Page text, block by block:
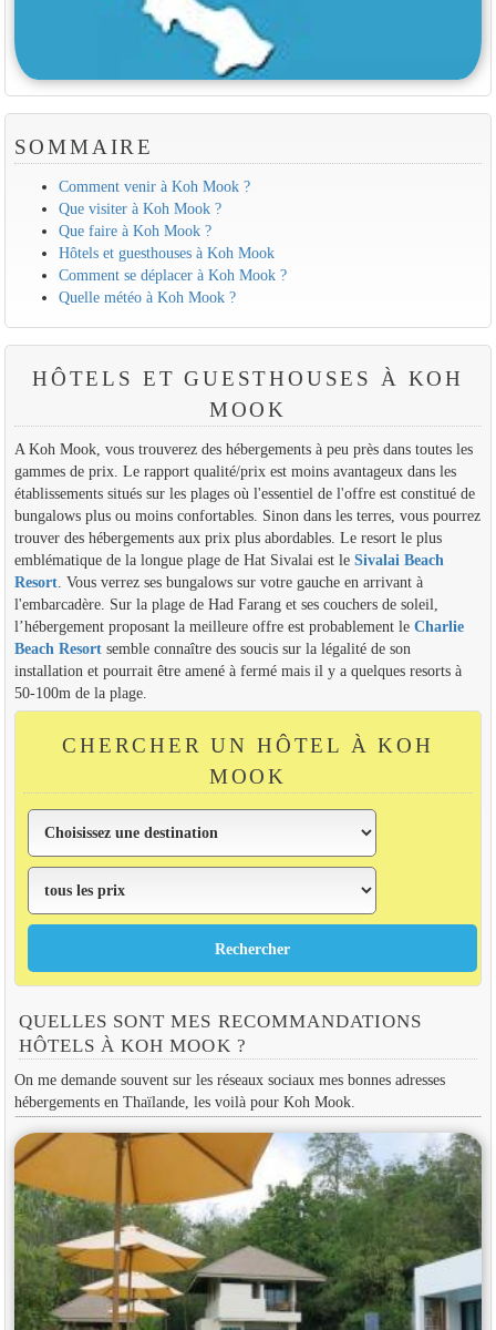
SOMMAIRE
Comment venir à Koh Mook ?
Que visiter à Koh Mook ?
Que faire à Koh Mook ?
Hôtels et guesthouses à Koh Mook
Comment se déplacer à Koh Mook ?
Quelle météo à Koh Mook ?
HÔTELS ET GUESTHOUSES À KOH
MOOK
A Koh Mook, vous trouverez des hébergements à peu près dans toutes les
gammes de prix. Le rapport qualité/prix est moins avantageux dans les
établissements situés sur les plages où l'essentiel de l'offre est constitué de
bungalows plus ou moins confortables. Sinon dans les terres, vous pourrez
trouver des hébergements aux prix plus abordables. Le resort le plus
emblématique de la longue plage de Hat Sivalai est le Sivalai Beach
Resort. Vous verrez ses bungalows sur votre gauche en arrivant à
l'embarcadère. Sur la plage de Had Farang et ses couchers de soleil,
l’hébergement proposant la meilleure offre est probablement le Charlie
Beach Resortsemble connaître des soucis sur la légalité de son
installation et pourrait être amené à fermé mais il y a quelques resorts à
50-100m de la plage.
CHERCHER UN HÔTEL À KOH
MOOK
QUELLES SONT MES RECOMMANDATIONS
HÔTELS À KOH MOOK ?
On me demande souvent sur les réseaux sociaux mes bonnes adresses
hébergements en Thaïlande, les voilà pour Koh Mook.